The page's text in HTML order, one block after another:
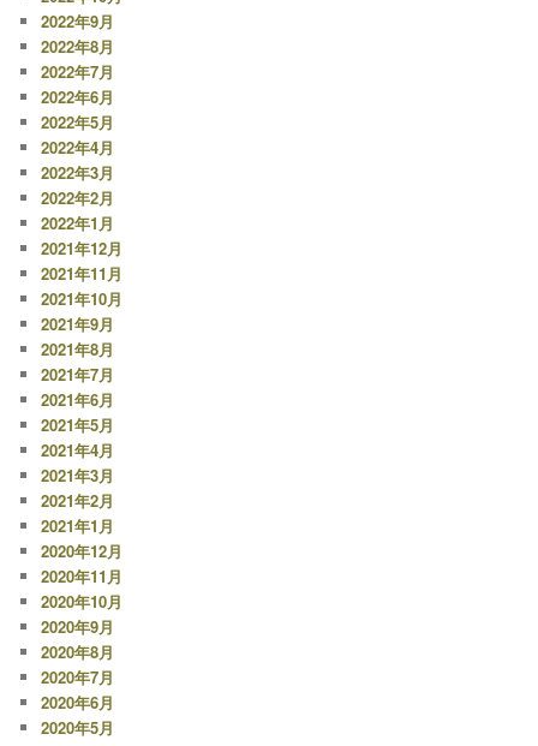
2022年9月
2022年8月
2022年7月
2022年6月
2022年5月
2022年4月
2022年3月
2022年2月
2022年1月
2021年12月
2021年11月
2021年10月
2021年9月
2021年8月
2021年7月
2021年6月
2021年5月
2021年4月
2021年3月
2021年2月
2021年1月
2020年12月
2020年11月
2020年10月
2020年9月
2020年8月
2020年7月
2020年6月
2020年5月